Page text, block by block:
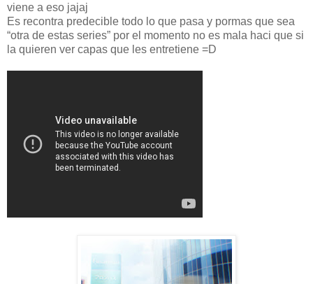
viene a eso jajaj
Es recontra predecible todo lo que pasa y pormas que sea
“otra de estas series” por el momento no es mala haci que si
la quieren ver capas que les entretiene =D